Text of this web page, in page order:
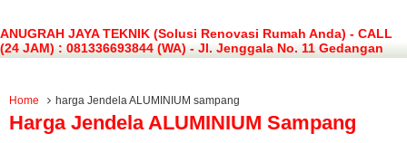
ANUGRAH JAYA TEKNIK (Solusi Renovasi Rumah Anda) - CALL
(24 JAM) : 081336693844 (WA) - Jl. Jenggala No. 11 Gedangan
Sidoarjo
Home harga Jendela ALUMINIUM sampang
Harga Jendela ALUMINIUM Sampang